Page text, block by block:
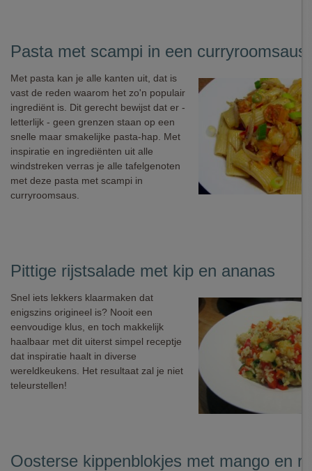
Pasta met scampi in een
Met pasta kan je alle kanten uit, dat is
vast de reden waarom het zo'n populair
ingrediënt is. Dit gerecht bewijst dat er -
letterlijk - geen grenzen staan op een
snelle maar smakelijke pasta-hap. Met
inspiratie en ingrediënten uit alle
windstreken verras je alle tafelgenoten
met deze pasta met scampi in
curryroomsaus.
Pittige rijstsalade met kip en ananas
Snel iets lekkers klaarmaken dat
enigszins origineel is? Nooit een
eenvoudige klus, en toch makkelijk
haalbaar met dit uiterst simpel receptje
dat inspiratie haalt in diverse
wereldkeukens. Het resultaat zal je niet
teleurstellen!
Oosterse kippenblokjes met mango en